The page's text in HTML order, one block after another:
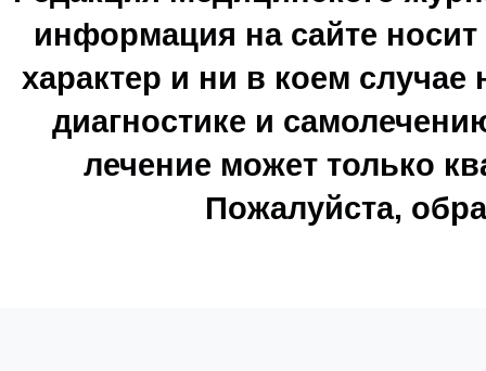
информация на сайте
характер и ни в коем
диагностике и
лечение может только
Пожалуйста,